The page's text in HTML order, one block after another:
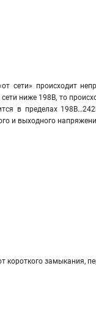
происходит
ниже 198В, то
в пределах
и выходного
замыкания,